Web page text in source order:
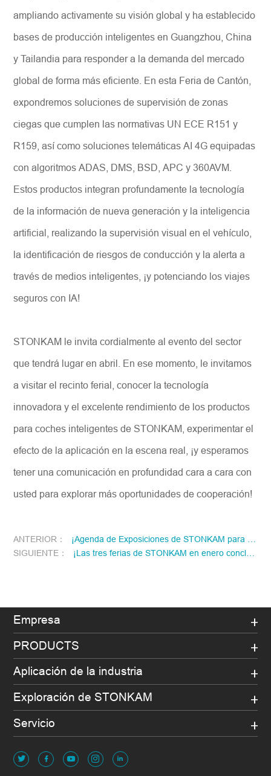
ampliando activamente su visión global y ha establecido
bases de producción inteligentes en Guangzhou, China
y Tailandia para responder a la demanda del mercado
global de forma más eficiente. En esta Feria de Cantón,
expondremos soluciones de supervisión de zonas
ciegas que cumplen las normativas UN ECE R151 y
R159, así como soluciones telemáticas AI 4G equipadas
con algoritmos ADAS, DMS, BSD, APC y 360AVM.
Estos productos integran profundamente la tecnología
de la información de nueva generación y la inteligencia
artificial, realizando la supervisión visual en el vehículo,
la identificación de riesgos de conducción y la alerta a
través de medios inteligentes, ¡y potenciando los viajes
seguros con IA!
STONKAM le invita cordialmente al evento del sector
que tendrá lugar en abril. En ese momento, le invitamos
a visitar el recinto ferial, conocer la tecnología
innovadora y el excelente rendimiento de los productos
para coches inteligentes de STONKAM, experimentar el
efecto de la aplicación en la escena real, ¡y esperamos
tener una comunicación en profundidad cara a cara con
usted para explorar más oportunidades de cooperación!
ANTERIOR：
¡Agenda de Exposiciones de STONKAM para Octubre y Noviembre!
SIGUIENTE：
¡Las tres ferias de STONKAM en enero concluyeron con éxito!
Empresa
PRODUCTS
Aplicación de la industria
Exploración de STONKAM
Servicio